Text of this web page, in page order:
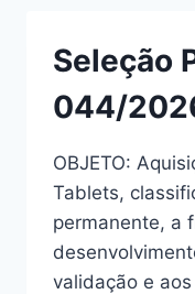
Seleção
044/
OBJETO:
Tablets,
permanente, a
validação e